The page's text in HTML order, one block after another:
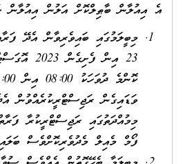
އެ އިއުލާން ބާޠިލްކޮށް އަލުން އިއުލާން
ވަޑައިގެން ރަޖިސްޓްރީކުރެއްވުން
މިމުއްދަތުގައި ރަޖިސްޓްރީކުރާ
ފޯމް މެއިލް މެދުވެރިކޮށްވެސް